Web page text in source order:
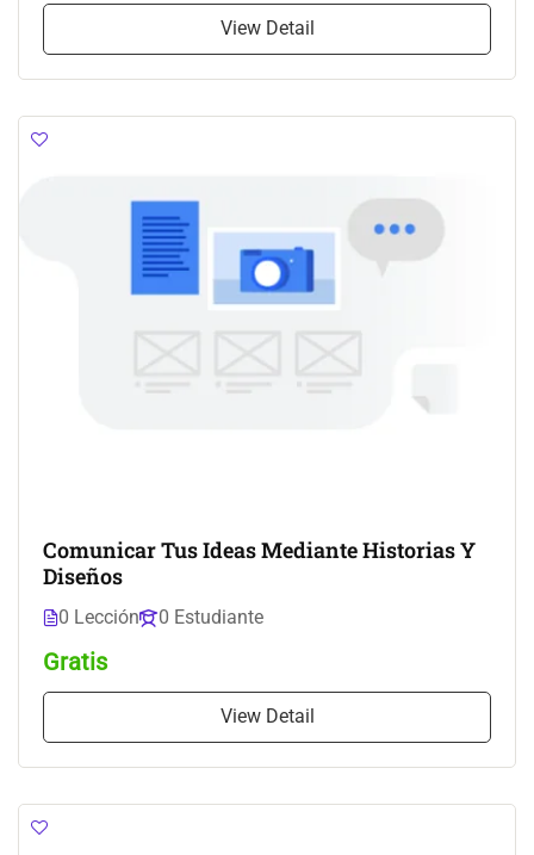
View Detail
Comunicar Tus Ideas Mediante Historias Y
Diseños
0 Lección 0 Estudiante
Gratis
View Detail